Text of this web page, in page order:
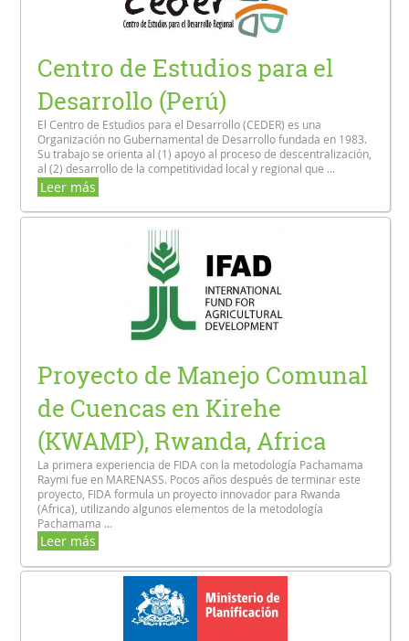
Centro de Estudios para el
Desarrollo (Perú)
El Centro de Estudios para el Desarrollo (CEDER) es una
Organización no Gubernamental de Desarrollo fundada en 1983.
Su trabajo se orienta al (1) apoyo al proceso de descentralización,
al (2) desarrollo de la competitividad local y regional que ...
Leer más
Proyecto de Manejo Comunal
de Cuencas en Kirehe
(KWAMP), Rwanda, Africa
La primera experiencia de FIDA con la metodología Pachamama
Raymi fue en MARENASS. Pocos años después de terminar este
proyecto, FIDA formula un proyecto innovador para Rwanda
(Africa), utilizando algunos elementos de la metodología
Pachamama ...
Leer más